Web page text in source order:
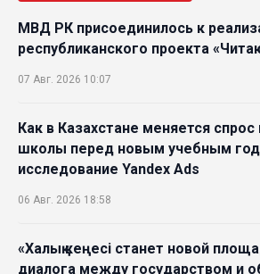
МВД РК присоединилось к
республиканского проекта
07 Авг. 2026 10:07
Как в Казахстане меняется
школы перед новым учебным
исследование Yandex Ads
06 Авг. 2026 18:58
«Халық кеңесі станет новой
диалога между государством и